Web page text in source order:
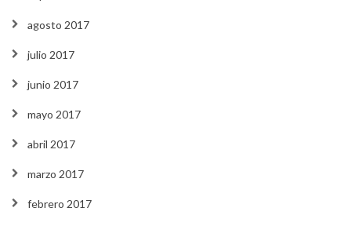
agosto 2017
julio 2017
junio 2017
mayo 2017
abril 2017
marzo 2017
febrero 2017